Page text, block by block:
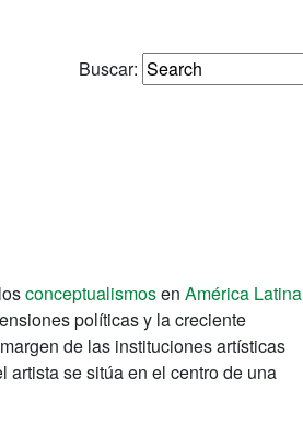
Buscar:
conceptualismosen América Latina
políticas y la creciente
de las instituciones artísticas
artista se sitúa en el centro de una